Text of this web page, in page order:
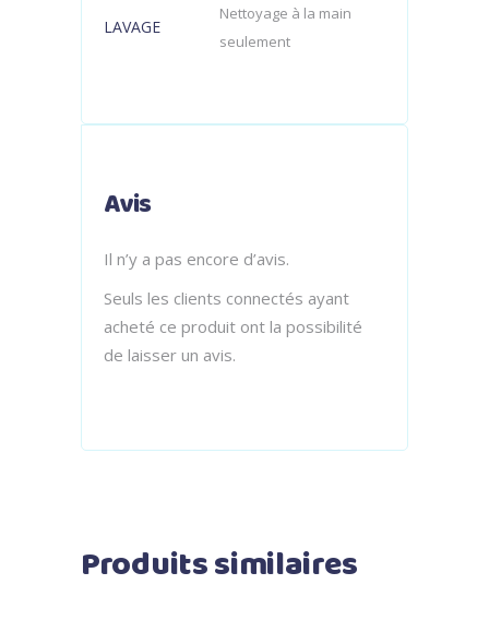
LAVAGE
Nettoyage à la main
seulement
Avis
Il n’y a pas encore d’avis.
Seuls les clients connectés ayant
acheté ce produit ont la possibilité
de laisser un avis.
Produits similaires